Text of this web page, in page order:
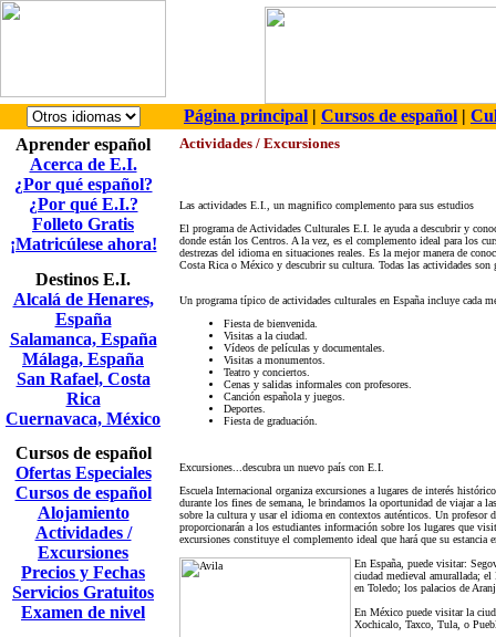
Página principal | Cursos de español |
Aprender español
Acerca de E.I.
¿Por qué español?
¿Por qué E.I.?
Folleto Gratis
¡Matricúlese ahora!
Destinos E.I.
Alcalá de Henares,
España
Salamanca, España
Málaga, España
San Rafael, Costa
Rica
Cuernavaca, México
Cursos de español
Ofertas Especiales
Cursos de español
Alojamiento
Actividades /
Excursiones
Precios y Fechas
Servicios Gratuitos
Examen de nivel
Actividades / Excursiones
Las actividades E.I., un magnifico complemento para sus estudios
El programa de Actividades Culturales E.I. le ayuda a descubrir y
donde están los Centros. A la vez, es el complemento ideal para los
destrezas del idioma en situaciones reales. Es la mejor manera de
Costa Rica o México y descubrir su cultura. Todas las actividades
Un programa típico de actividades culturales en España incluye cada
Fiesta de bienvenida.
Visitas a la ciudad.
Vídeos de películas y documentales.
Visitas a monumentos.
Teatro y conciertos.
Cenas y salidas informales con profesores.
Canción española y juegos.
Deportes.
Fiesta de graduación.
Excursiones...descubra un nuevo país con E.I.
Escuela Internacional organiza excursiones a lugares de interés
durante los fines de semana, le brindamos la oportunidad de viajar a
sobre la cultura y usar el idioma en contextos auténticos. Un profesor
proporcionarán a los estudiantes información sobre los lugares que
excursiones constituye el complemento ideal que hará que su estancia
En España, puede visitar:
ciudad medieval amurallada;
en Toledo; los palacios de
En México puede visitar la
Xochicalo, Taxco, Tula, o